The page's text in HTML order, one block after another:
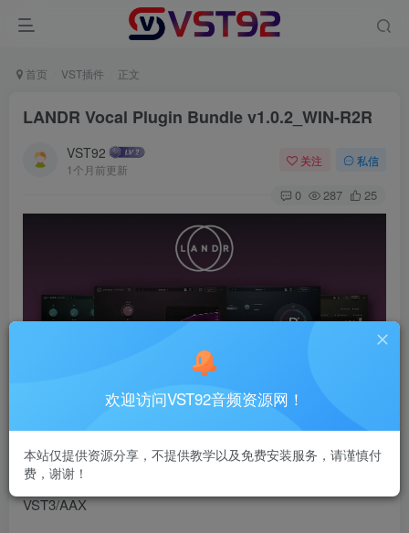
首页 VST插件 正文
LANDR Vocal Plugin Bundle v1.0.2_WIN-R2R
VST92
1个月前更新
关注 私信
0 287 25
人声插件套装LANDR Vocal Plugin Bundle
VST插件格式：
VST3/AAX
欢迎访问VST92音频资源网！
本站仅提供资源分享，不提供教学以及免费安装服务，请谨慎付
费，谢谢！